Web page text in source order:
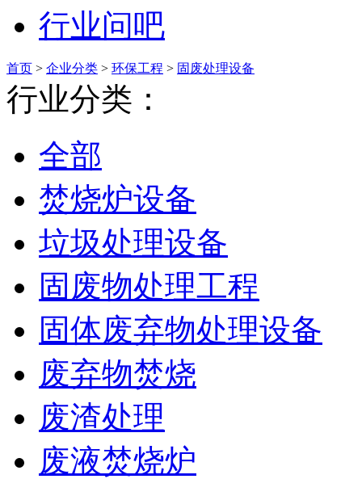
行业问吧
首页 > 企业分类 > 环保工程 > 固废处理设备
行业分类：
全部
焚烧炉设备
垃圾处理设备
固废物处理工程
固体废弃物处理设备
废弃物焚烧
废渣处理
废液焚烧炉